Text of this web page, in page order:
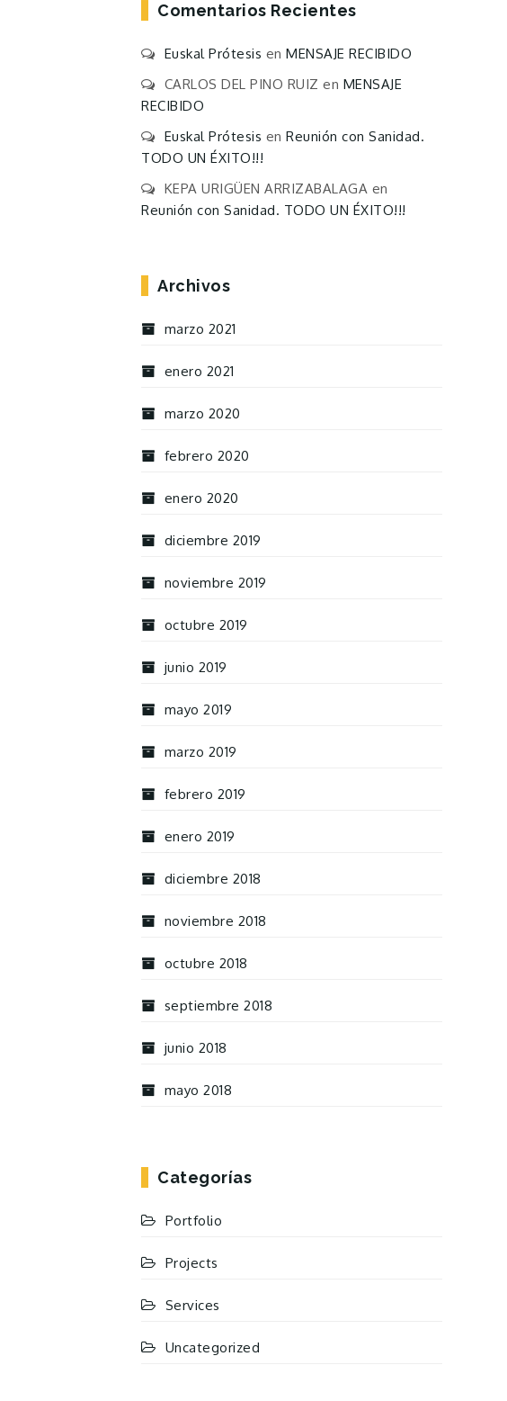
Comentarios Recientes
Euskal Prótesis en MENSAJE RECIBIDO
CARLOS DEL PINO RUIZ en MENSAJE
RECIBIDO
Euskal Prótesis en Reunión con Sanidad.
TODO UN ÉXITO!!!
KEPA URIGÜEN ARRIZABALAGA en
Reunión con Sanidad. TODO UN ÉXITO!!!
Archivos
marzo 2021
enero 2021
marzo 2020
febrero 2020
enero 2020
diciembre 2019
noviembre 2019
octubre 2019
junio 2019
mayo 2019
marzo 2019
febrero 2019
enero 2019
diciembre 2018
noviembre 2018
octubre 2018
septiembre 2018
junio 2018
mayo 2018
Categorías
Portfolio
Projects
Services
Uncategorized